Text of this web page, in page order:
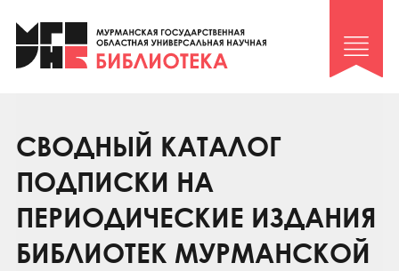
Клуб «Гиря и сельдерей»
Клуб «Семейный архив»
Коллегам
Контакты
СВОДНЫЙ КАТАЛОГ
ПОДПИСКИ НА
ПЕРИОДИЧЕСКИЕ ИЗДАНИЯ
БИБЛИОТЕК МУРМАНСКОЙ